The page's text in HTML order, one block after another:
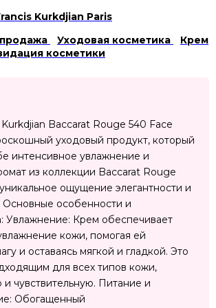
Kurkdjian Paris
Уходовая косметика
Крем
косметики
Baccarat Rouge 540 Face
уходовый продукт, который
интенсивное увлажнение и
из коллекции Baccarat Rouge
ощущение элегантности и
Основные особенности и
Увлажнение: Крем обеспечивает
кожи, помогая ей
и оставаясь мягкой и гладкой. Это
для всех типов кожи,
и чувствительную. Питание и
Обогащенный